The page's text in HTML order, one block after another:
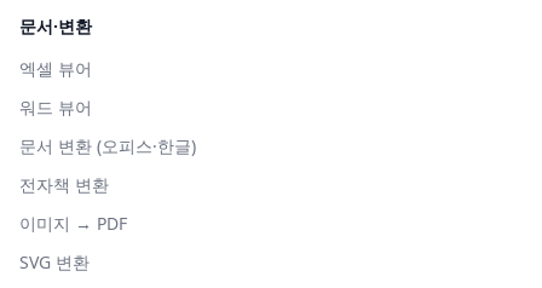
문서·변환
엑셀 뷰어
워드 뷰어
문서 변환 (오피스·한글)
전자책 변환
이미지 → PDF
SVG 변환